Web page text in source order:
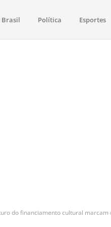
saúde, esportes, economia
Brasil Política Esportes
do financiamento cultural marcam